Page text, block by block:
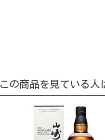
この商品を見ている人